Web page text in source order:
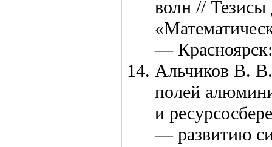
волн //
—
Альчиков В.
полей
и
— развитию